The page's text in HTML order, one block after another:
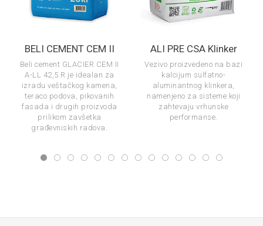
BELI CEMENT CEM II
Beli cement GLACIER CEM II
A-LL 42,5 R je idealan za
izradu veštačkog kamena,
teraco podova, pikovanih
fasada i drugih proizvoda
prilikom zavšetka
građevniskih radova.
ALI PRE CSA Klinker
Vezivo proizvedeno na bazi
kalcijum sulfatno-
aluminantnog klinkera,
namenjeno za sisteme koji
zahtevaju vrhunske
performanse.